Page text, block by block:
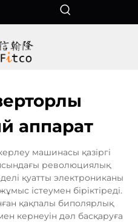
аппарат
машинасы қазіргі
революциялық
қуатты электрониканы
істеумен біріктіреді.
қақпалы биполярлық
кернеуін дәл басқаруға